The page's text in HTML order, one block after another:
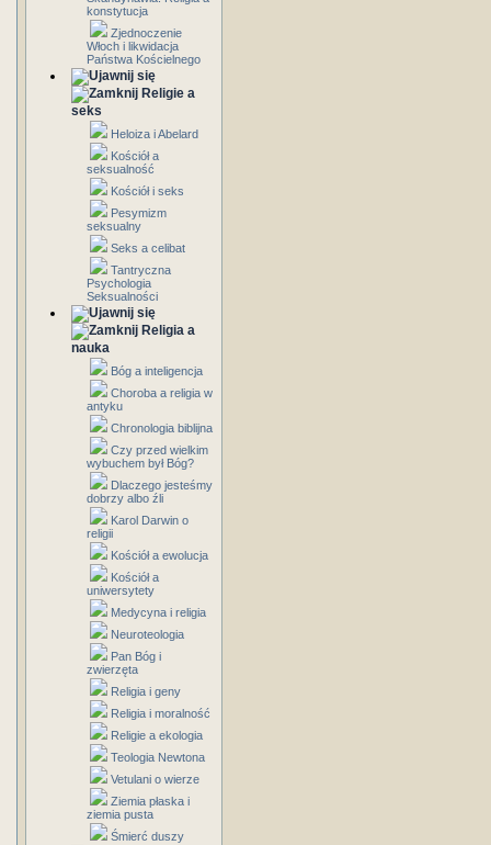
konstytucja
Zjednoczenie
Włoch i likwidacja
Państwa Kościelnego
Religie a
seks
Heloiza i Abelard
Kościół a
seksualność
Kościół i seks
Pesymizm
seksualny
Seks a celibat
Tantryczna
Psychologia
Seksualności
Religia a
nauka
Bóg a inteligencja
Choroba a religia w
antyku
Chronologia biblijna
Czy przed wielkim
wybuchem był Bóg?
Dlaczego jesteśmy
dobrzy albo źli
Karol Darwin o
religii
Kościół a ewolucja
Kościół a
uniwersytety
Medycyna i religia
Neuroteologia
Pan Bóg i
zwierzęta
Religia i geny
Religia i moralność
Religie a ekologia
Teologia Newtona
Vetulani o wierze
Ziemia płaska i
ziemia pusta
Śmierć duszy